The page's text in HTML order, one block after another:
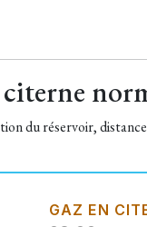
citerne
du réservoir,
GAZ EN